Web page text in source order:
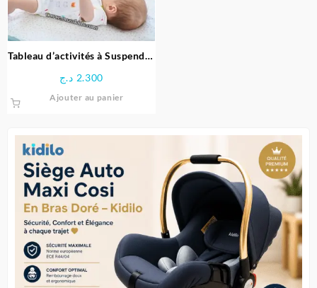
Tableau d’activités à Suspendre
2.300 د.ج
Ajouter au panier